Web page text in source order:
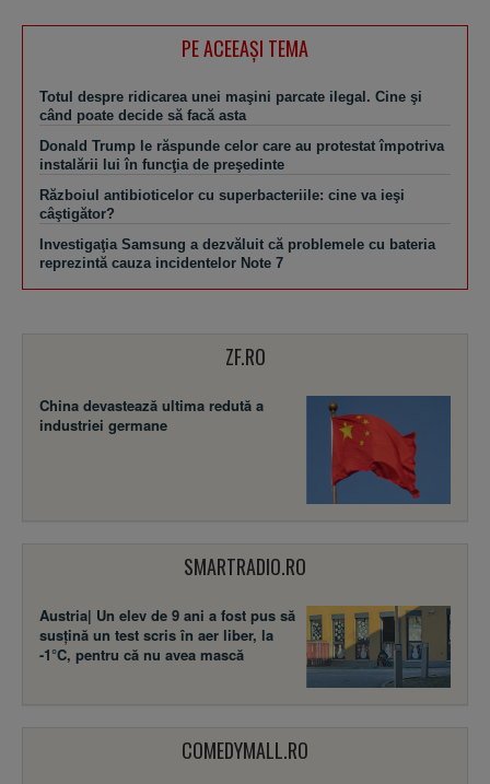
PE ACEEAŞI TEMA
Totul despre ridicarea unei maşini parcate ilegal. Cine şi
când poate decide să facă asta
Donald Trump le răspunde celor care au protestat împotriva
instalării lui în funcţia de preşedinte
Războiul antibioticelor cu superbacteriile: cine va ieşi
câştigător?
Investigaţia Samsung a dezvăluit că problemele cu bateria
reprezintă cauza incidentelor Note 7
ZF.RO
China devastează ultima redută a
industriei germane
SMARTRADIO.RO
Austria| Un elev de 9 ani a fost pus să
susţină un test scris în aer liber, la
-1°C, pentru că nu avea mască
COMEDYMALL.RO